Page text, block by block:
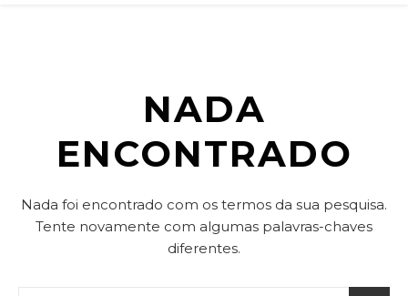
NADA
ENCONTRADO
Nada foi encontrado com os termos da sua pesquisa.
Tente novamente com algumas palavras-chaves
diferentes.